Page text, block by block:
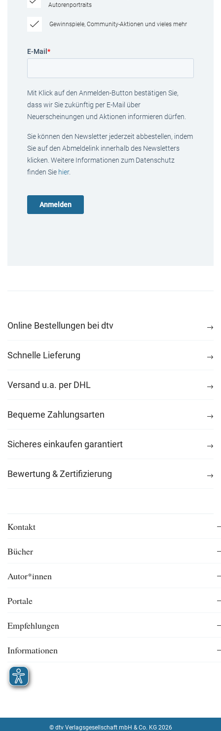
Autorenportraits
Gewinnspiele, Community-Aktionen und vieles mehr
E-Mail *
Mit Klick auf den Anmelden-Button bestätigen Sie,
dass wir Sie zukünftig per E-Mail über
Neuerscheinungen und Aktionen informieren dürfen.
Sie können den Newsletter jederzeit abbestellen, indem
Sie auf den Abmeldelink innerhalb des Newsletters
klicken. Weitere Informationen zum Datenschutz
finden Sie hier.
Online Bestellungen bei dtv
Schnelle Lieferung
Versand u.a. per DHL
Bequeme Zahlungsarten
Sicheres einkaufen garantiert
Bewertung & Zertifizierung
Kontakt
Bücher
Autor*innen
Portale
Empfehlungen
Informationen
© dtv Verlagsgesellschaft mbH & Co. KG 2026